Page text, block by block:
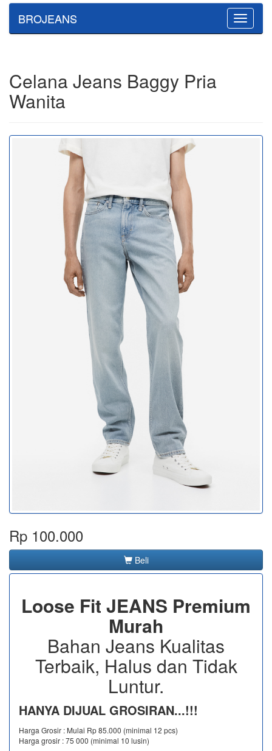
Toggle
BROJEANS
Celana Jeans Baggy Pria
Wanita
Rp 100.000
Beli
Loose Fit JEANS Premium
Murah
Bahan Jeans Kualitas
Terbaik, Halus dan Tidak
Luntur.
HANYA DIJUAL GROSIRAN...!!!
Harga Grosir : Mulai Rp 85.000 (minimal 12 pcs)
Harga grosir : 75 000 (minimal 10 lusin)